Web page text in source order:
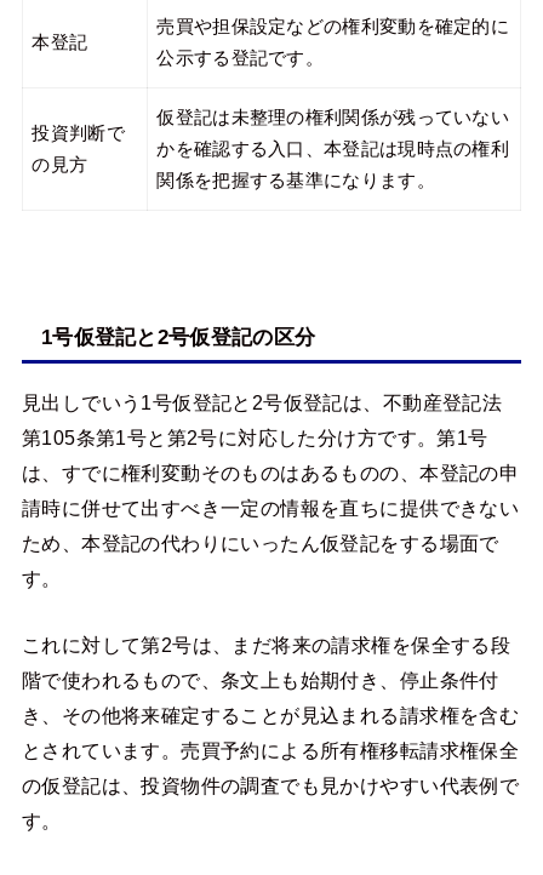
本登記
売買や担保設定などの権利変動を確定的に
公示する登記です。
投資判断で
の見方
仮登記は未整理の権利関係が残っていない
かを確認する入口、本登記は現時点の権利
関係を把握する基準になります。
1号仮登記と2号仮登記の区分
見出しでいう1号仮登記と2号仮登記は、不動産登記法
第105条第1号と第2号に対応した分け方です。第1号
は、すでに権利変動そのものはあるものの、本登記の申
請時に併せて出すべき一定の情報を直ちに提供できない
ため、本登記の代わりにいったん仮登記をする場面で
す。
これに対して第2号は、まだ将来の請求権を保全する段
階で使われるもので、条文上も始期付き、停止条件付
き、その他将来確定することが見込まれる請求権を含む
とされています。売買予約による所有権移転請求権保全
の仮登記は、投資物件の調査でも見かけやすい代表例で
す。